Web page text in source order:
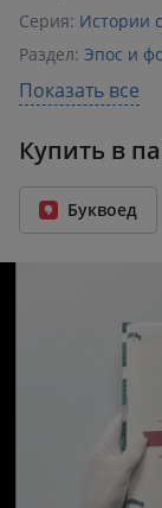
Серия: Истории
Раздел: Эпос и
Издательство:
Возрастное
Количество
Переплет:
Показать все
Купить в
Буквоед